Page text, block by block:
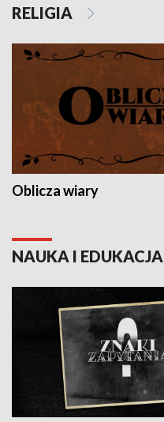
RELIGIA
Oblicza wiary
NAUKA I EDUKACJA